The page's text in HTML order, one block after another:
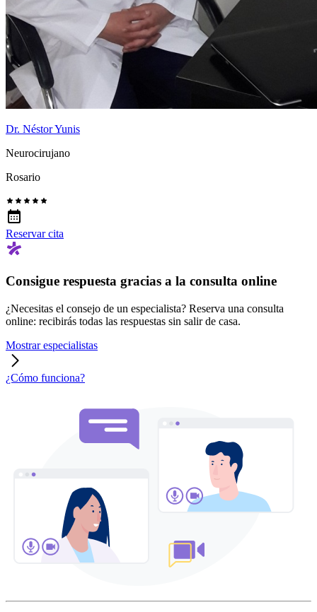
Dr. Néstor Yunis
Neurocirujano
Rosario
Reservar cita
Consigue respuesta gracias a la consulta online
¿Necesitas el consejo de un especialista? Reserva una consulta
online: recibirás todas las respuestas sin salir de casa.
Mostrar especialistas
¿Cómo funciona?